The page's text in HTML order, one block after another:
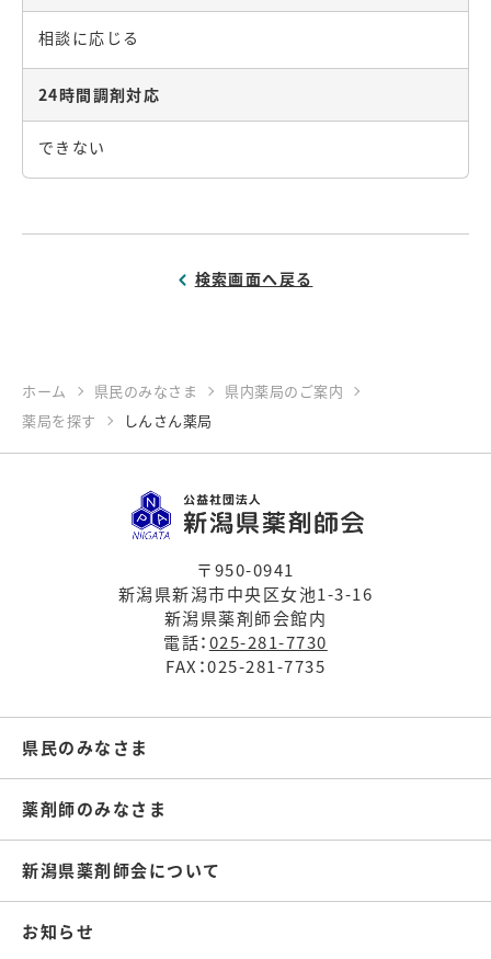
相談に応じる
24時間調剤対応
できない
検索画面へ戻る
ホーム 県民のみなさま
県内薬局のご案内
薬局を探す
しんさん薬局
〒950-0941
新潟県新潟市中央区女池1-3-16
新潟県薬剤師会館内
電話：025-281-7730
FAX：025-281-7735
県民のみなさま
薬剤師のみなさま
新潟県薬剤師会について
お知らせ